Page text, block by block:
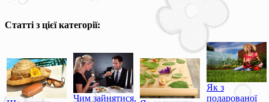
Статті з цієї категорії:
Чим зайнятися,
Як з
подарованої